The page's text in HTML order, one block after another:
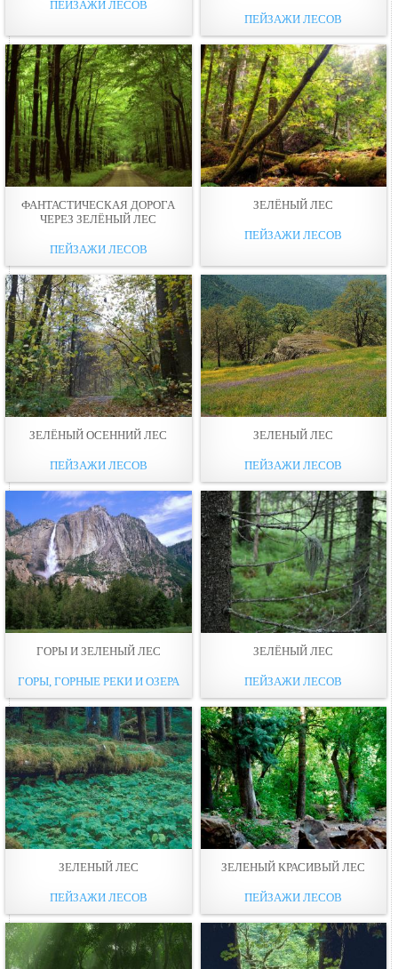
ПЕЙЗАЖИ ЛЕСОВ
ПЕЙЗАЖИ ЛЕСОВ
ФАНТАСТИЧЕСКАЯ ДОРОГА
ЧЕРЕЗ ЗЕЛЁНЫЙ ЛЕС
ПЕЙЗАЖИ ЛЕСОВ
ЗЕЛЁНЫЙ ЛЕС
ПЕЙЗАЖИ ЛЕСОВ
ЗЕЛЁНЫЙ ОСЕННИЙ ЛЕС
ПЕЙЗАЖИ ЛЕСОВ
ЗЕЛЕНЫЙ ЛЕС
ПЕЙЗАЖИ ЛЕСОВ
ГОРЫ И ЗЕЛЕНЫЙ ЛЕС
ГОРЫ, ГОРНЫЕ РЕКИ И ОЗЕРА
ЗЕЛЁНЫЙ ЛЕС
ПЕЙЗАЖИ ЛЕСОВ
ЗЕЛЕНЫЙ ЛЕС
ПЕЙЗАЖИ ЛЕСОВ
ЗЕЛЕНЫЙ КРАСИВЫЙ ЛЕС
ПЕЙЗАЖИ ЛЕСОВ